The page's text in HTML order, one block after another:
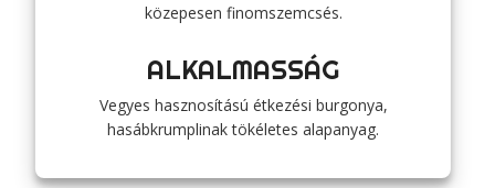
közepesen finomszemcsés.
ALKALMASSÁG
Vegyes hasznosítású étkezési burgonya,
hasábkrumplinak tökéletes alapanyag.